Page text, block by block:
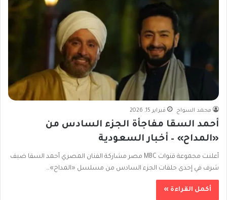
محمد السواح فبراير 15, 2026
أحمد السقا مفاجأة الجزء السادس من
«المداح» – أخبار السعودية
أعلنت مجموعة قنوات MBC مصر مشاركة الفنان المصري أحمد السقا ضيف
شرف في إحدى حلقات الجزء السادس من مسلسل «المداح»…
أكمل القراءة »